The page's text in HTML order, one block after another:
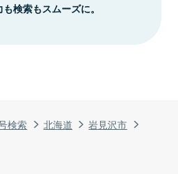
検索 北海道
岩見沢市
検索もスムーズに。